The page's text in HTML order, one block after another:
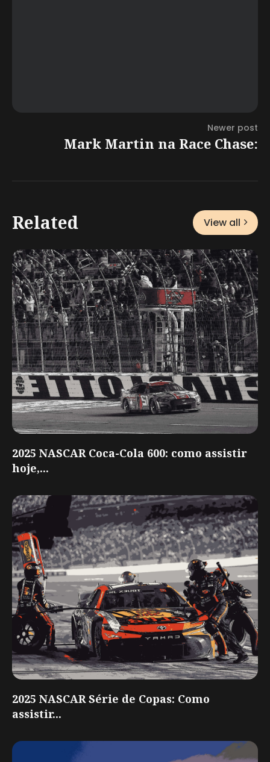
Newer post
Mark Martin na Race Chase:
Related View all
2025 NASCAR Coca-Cola 600: como assistir
hoje,...
2025 NASCAR Série de Copas: Como
assistir...